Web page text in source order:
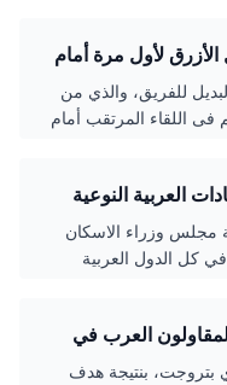
الكوميديا في
الاستثمارات الخارجية
الحدود البحرية بين مصر
2.9 مليار دولار… تنزانيا تبدأ طريق
لأول مرة أمام
للفريق، والذي من
اللقاء المرتقب أمام
العربية النوعية
علي توصية مجلس وزراء الاسكان
كل الدول العربية
المعنوية المستقلة
عضو مراقب بمجلس
المقاولون العرب في
بتروجت، بنتيجة هدف